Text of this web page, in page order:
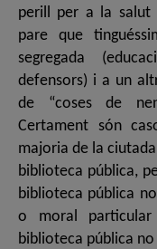
perill per a la salut
pare que
segregada
defensors) i a un
de “coses de
Certament són
majoria de la
biblioteca pública,
biblioteca pública
o moral
biblioteca pública